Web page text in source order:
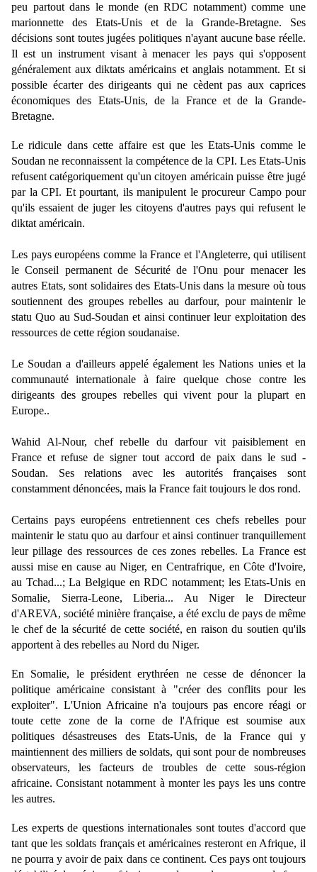
peu partout dans le monde (en RDC notamment) comme une
marionnette des Etats-Unis et de la Grande-Bretagne. Ses
décisions sont toutes jugées politiques n'ayant aucune base réelle.
Il est un instrument visant à menacer les pays qui s'opposent
généralement aux diktats américains et anglais notamment. Et si
possible écarter des dirigeants qui ne cèdent pas aux caprices
économiques des Etats-Unis, de la France et de la Grande-
Bretagne.
Le ridicule dans cette affaire est que les Etats-Unis comme le
Soudan ne reconnaissent la compétence de la CPI. Les Etats-Unis
refusent catégoriquement qu'un citoyen américain puisse être jugé
par la CPI. Et pourtant, ils manipulent le procureur Campo pour
qu'ils essaient de juger les citoyens d'autres pays qui refusent le
diktat américain.
Les pays européens comme la France et l'Angleterre, qui utilisent
le Conseil permanent de Sécurité de l'Onu pour menacer les
autres Etats, sont solidaires des Etats-Unis dans la mesure où tous
soutiennent des groupes rebelles au darfour, pour maintenir le
statu Quo au Sud-Soudan et ainsi continuer leur exploitation des
ressources de cette région soudanaise.
Le Soudan a d'ailleurs appelé également les Nations unies et la
communauté internationale à faire quelque chose contre les
dirigeants des groupes rebelles qui vivent pour la plupart en
Europe..
Wahid Al-Nour, chef rebelle du darfour vit paisiblement en
France et refuse de signer tout accord de paix dans le sud -
Soudan. Ses relations avec les autorités françaises sont
constamment dénoncées, mais la France fait toujours le dos rond.
Certains pays européens entretiennent ces chefs rebelles pour
maintenir le statu quo au darfour et ainsi continuer tranquillement
leur pillage des ressources de ces zones rebelles. La France est
aussi mise en cause au Niger, en Centrafrique, en Côte d'Ivoire,
au Tchad...; La Belgique en RDC notamment; les Etats-Unis en
Somalie, Sierra-Leone, Liberia... Au Niger le Directeur
d'AREVA, société minière française, a été exclu de pays de même
le chef de la sécurité de cette société, en raison du soutien qu'ils
apportent à des rebelles au Nord du Niger.
En Somalie, le président erythréen ne cesse de dénoncer la
politique américaine consistant à "créer des conflits pour les
exploiter". L'Union Africaine n'a toujours pas encore réagi or
toute cette zone de la corne de l'Afrique est soumise aux
politiques désastreuses des Etats-Unis, de la France qui y
maintiennent des milliers de soldats, qui sont pour de nombreuses
observateurs, les facteurs de troubles de cette sous-région
africaine. Consistant notamment à monter les pays les uns contre
les autres.
Les experts de questions internationales sont toutes d'accord que
tant que les soldats français et américaines resteront en Afrique, il
ne pourra y avoir de paix dans ce continent. Ces pays ont toujours